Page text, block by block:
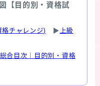
【目的別・資格試
格チャレンジ) ▶ 上級
合目次｜目的別・資格